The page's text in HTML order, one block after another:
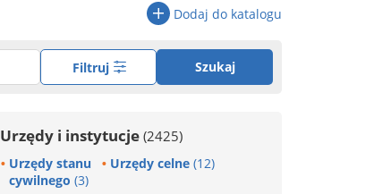
Dodaj do katalogu
Filtruj Szukaj
Urzędy i instytucje (2425)
Urzędy stanu
cywilnego (3)
Urzędy celne (12)